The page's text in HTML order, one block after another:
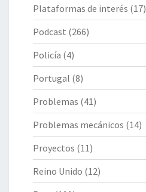
Plataformas de interés (17)
Podcast (266)
Policía (4)
Portugal (8)
Problemas (41)
Problemas mecánicos (14)
Proyectos (11)
Reino Unido (12)